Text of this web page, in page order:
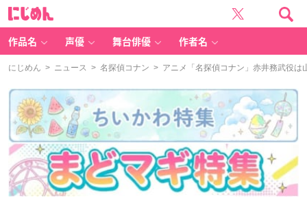
作品名 声優 舞台俳優 作者名
にじめん > ニュース > 名探偵コナン > アニメ「名探偵コナン」赤井務武役は